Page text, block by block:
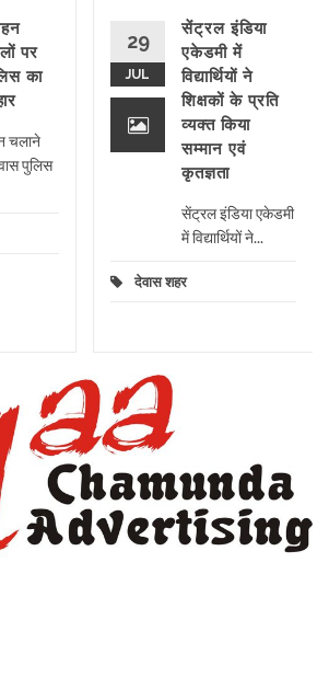
पर
का
चलाने
पुलिस
29
JUL
सेंट्रल इंडिया
एकेडमी में
विद्यार्थियों ने
शिक्षकों के प्रति
व्यक्त किया
सम्मान एवं
कृतज्ञता
सेंट्रल इंडिया एकेडमी
में विद्यार्थियों ने...
देवास शहर